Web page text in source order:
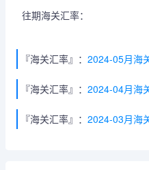
往期海关汇率：
『海关汇率』： 2024-05月海
『海关汇率』： 2024-04月海
『海关汇率』： 2024-03月海